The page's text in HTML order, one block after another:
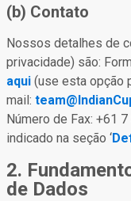
(b) Contato
Nossos detalhes de
privacidade) são:
aqui (use esta opção
mail:
Número de Fax: +61
indicado na seção ‘
2.
de Dados